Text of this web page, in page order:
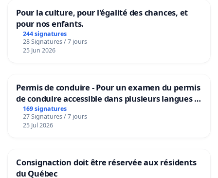
Pour la culture, pour l'égalité des chances, et
pour nos enfants.
244 signatures
28 Signatures / 7 jours
25 Jun 2026
Permis de conduire - Pour un examen du permis
de conduire accessible dans plusieurs langues à
Bruxelles
169 signatures
27 Signatures / 7 jours
25 Jul 2026
Consignaction doit être réservée aux résidents
du Québec